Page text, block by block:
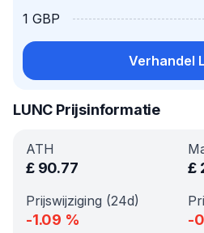
1 GBP
Verhandel
LUNC Prijsinformatie
ATH
£ 90.77 £
Prijswijziging (24d)
-1.09 % -